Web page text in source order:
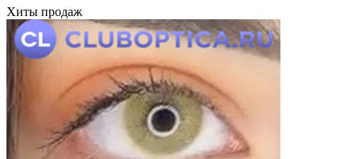
Хиты продаж